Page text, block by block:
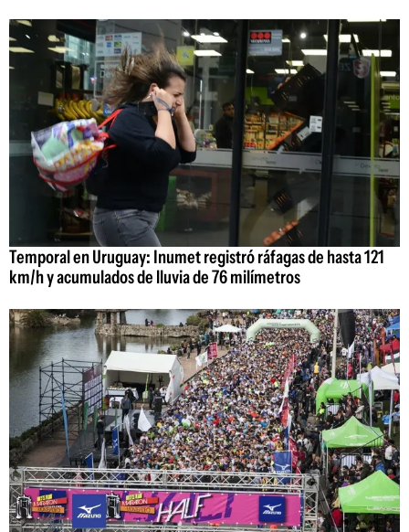
Temporal en Uruguay: Inumet registró ráfagas de hasta 121
km/h y acumulados de lluvia de 76 milímetros